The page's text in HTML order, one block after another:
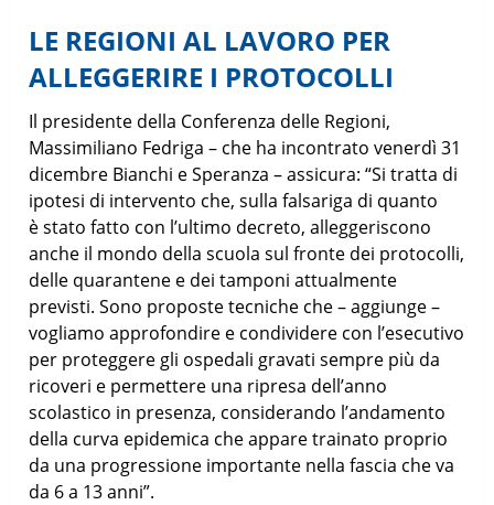
LE REGIONI AL LAVORO PER
ALLEGGERIRE I PROTOCOLLI
Il presidente della Conferenza delle Regioni,
Massimiliano Fedriga – che ha incontrato venerdì 31
dicembre Bianchi e Speranza – assicura: “Si tratta di
ipotesi di intervento che, sulla falsariga di quanto
è stato fatto con l’ultimo decreto, alleggeriscono
anche il mondo della scuola sul fronte dei protocolli,
delle quarantene e dei tamponi attualmente
previsti. Sono proposte tecniche che – aggiunge –
vogliamo approfondire e condividere con l’esecutivo
per proteggere gli ospedali gravati sempre più da
ricoveri e permettere una ripresa dell’anno
scolastico in presenza, considerando l’andamento
della curva epidemica che appare trainato proprio
da una progressione importante nella fascia che va
da 6 a 13 anni”.